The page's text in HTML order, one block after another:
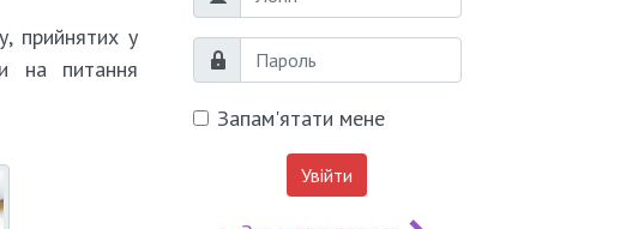
прийнятих у
на питання
Пароль
Запам'ятати мене
Увійти